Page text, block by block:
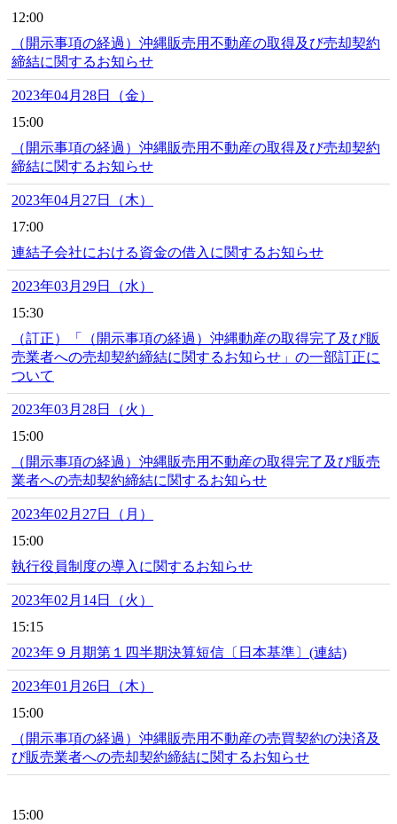
12:00
（開示事項の経過）沖縄販売用不動産の取得及び売却契約
締結に関するお知らせ
2023年04月28日（金）
15:00
（開示事項の経過）沖縄販売用不動産の取得及び売却契約
締結に関するお知らせ
2023年04月27日（木）
17:00
連結子会社における資金の借入に関するお知らせ
2023年03月29日（水）
15:30
（訂正）「（開示事項の経過）沖縄動産の取得完了及び販
売業者への売却契約締結に関するお知らせ」の一部訂正に
ついて
2023年03月28日（火）
15:00
（開示事項の経過）沖縄販売用不動産の取得完了及び販売
業者への売却契約締結に関するお知らせ
2023年02月27日（月）
15:00
執行役員制度の導入に関するお知らせ
2023年02月14日（火）
15:15
2023年９月期第１四半期決算短信〔日本基準〕(連結)
2023年01月26日（木）
15:00
（開示事項の経過）沖縄販売用不動産の売買契約の決済及
び販売業者への売却契約締結に関するお知らせ
15:00